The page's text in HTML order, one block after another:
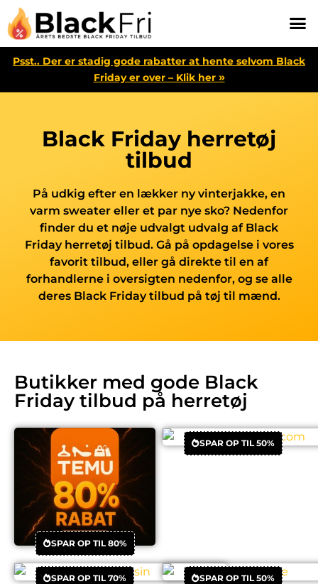
Psst.. Der er stadig gode rabatter at hente selvom Black
Friday er over – Klik her »
Black Friday herretøj
tilbud
På udkig efter en lækker ny vinterjakke, en
varm sweater eller et par nye sko? Nedenfor
finder du et nøje udvalgt udvalg af Black
Friday herretøj tilbud. Gå på opdagelse i vores
favorit tilbud, eller gå direkte til en af
forhandlerne i oversigten nedenfor, og se alle
deres Black Friday tilbud på tøj til mænd.
Butikker med gode Black
Friday tilbud på herretøj
SPAR OP TIL 80%
SPAR OP TIL 50%
SPAR OP TIL 70% SPAR OP TIL 50%